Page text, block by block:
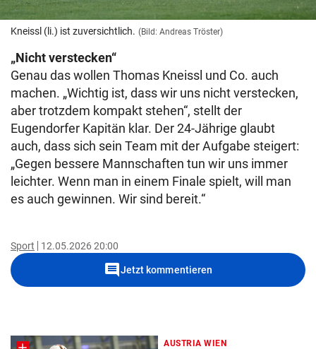
Kneissl (li.) ist zuversichtlich. (Bild: Andreas Tröster)
„Nicht verstecken“
Genau das wollen Thomas Kneissl und Co. auch
machen. „Wichtig ist, dass wir uns nicht verstecken,
aber trotzdem kompakt stehen“, stellt der
Eugendorfer Kapitän klar. Der 24-Jährige glaubt
auch, dass sich sein Team mit der Aufgabe steigert:
„Gegen bessere Mannschaften tun wir uns immer
leichter. Wenn man in einem Finale spielt, will man
es auch gewinnen. Wir sind bereit.“
Sport 12.05.2026 20:00
commentJetzt kommentieren
AUSTRIA WIEN